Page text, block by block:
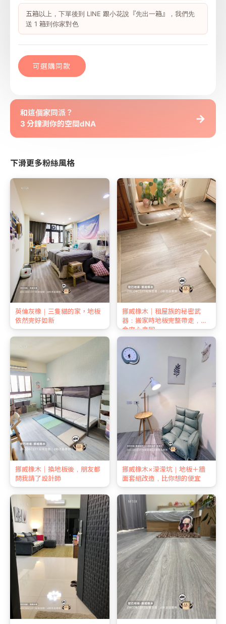
五箱以上，下單後到 LINE 跟小花說『先出一箱』，我們先
送 1 箱到你家對色
可選購同款
和這個家同派？
3 分鐘測你的空間dNA
→
下滑更多粉絲風格
英倫灰橡｜三隻貓的家，地板
依然完好如新
挪威橡木｜租屋族的秘密武
器：搬家時地板完整帶走，押
金安心拿回
挪威橡木｜換地板後，朋友都
問我請了設計師
挪威橡木×濛濛坑｜地板＋牆
面套組改造，比你想的便宜